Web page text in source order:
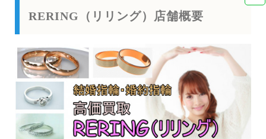
RERING（リリング）店舗概要